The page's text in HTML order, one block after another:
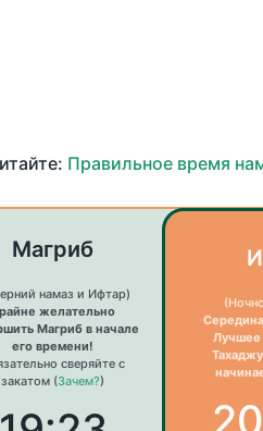
Правильное время
Магриб
намаз и Ифтар)
желательно
Магриб в начале
его времени!
сверяйте с
закатом (Зачем?)
Лучшее